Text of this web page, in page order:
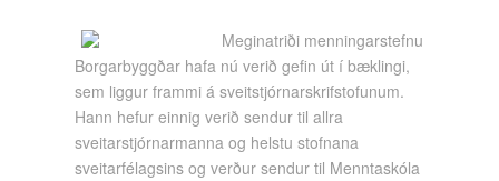
Meginatriði menningarstefnu
Borgarbyggðar hafa nú verið gefin út í bæklingi,
sem liggur frammi á sveitstjórnarskrifstofunum.
Hann hefur einnig verið sendur til allra
sveitarstjórnarmanna og helstu stofnana
sveitarfélagsins og verður sendur til Menntaskóla